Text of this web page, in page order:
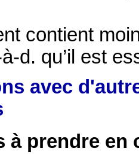
contient
d. qu’il est
avec
à prendre en